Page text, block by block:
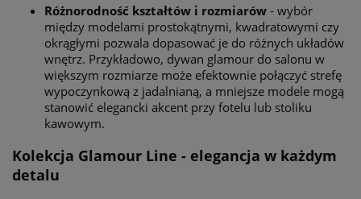
Różnorodność kształtów i rozmiarów - wybór
między modelami prostokątnymi, kwadratowymi czy
okrągłymi pozwala dopasować je do różnych układów
wnętrz. Przykładowo, dywan glamour do salonu w
większym rozmiarze może efektownie połączyć strefę
wypoczynkową z jadalnianą, a mniejsze modele mogą
stanowić elegancki akcent przy fotelu lub stoliku
kawowym.
Kolekcja Glamour Line - elegancja w każdym
detalu